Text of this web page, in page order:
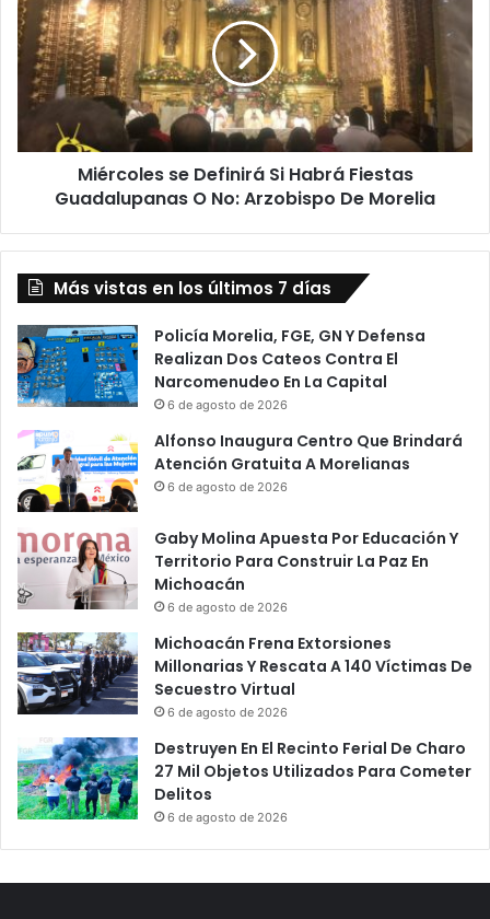
Definirá
Si
Habrá
Fiestas
Guadalupanas
No:
ArzobispoMiércoles se Definirá Si Habrá Fiestas
Guadalupanas O No: Arzobispo De Morelia
Más vistas en los últimos 7 días
Policía Morelia, FGE, GN Y Defensa
Realizan Dos Cateos Contra El
Narcomenudeo En La Capital
6 de agosto de 2026
Alfonso Inaugura Centro Que Brindará
Atención Gratuita A Morelianas
6 de agosto de 2026
Gaby Molina Apuesta Por Educación Y
Territorio Para Construir La Paz En
Michoacán
6 de agosto de 2026
Michoacán Frena Extorsiones
Millonarias Y Rescata A 140 Víctimas De
Secuestro Virtual
6 de agosto de 2026
Destruyen En El Recinto Ferial De Charo
27 Mil Objetos Utilizados Para Cometer
Delitos
6 de agosto de 2026